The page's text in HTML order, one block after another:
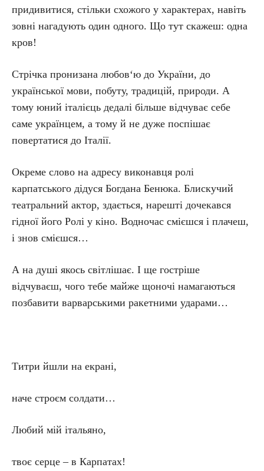
придивитися, стільки схожого у характерах, навіть
зовні нагадують один одного. Що тут скажеш: одна
кров!
Стрічка пронизана любов‘ю до України, до
української мови, побуту, традицій, природи. А
тому юний італієць дедалі більше відчуває себе
саме українцем, а тому й не дуже поспішає
повертатися до Італії.
Окреме слово на адресу виконавця ролі
карпатського дідуся Богдана Бенюка. Блискучий
театральний актор, здається, нарешті дочекався
гідної його Ролі у кіно. Водночас смієшся і плачеш,
і знов смієшся…
А на душі якось світлішає. І ще гостріше
відчуваєш, чого тебе майже щоночі намагаються
позбавити варварськими ракетними ударами…
Титри йшли на екрані,
наче строєм солдати…
Любий мій італьяно,
твоє серце – в Карпатах!